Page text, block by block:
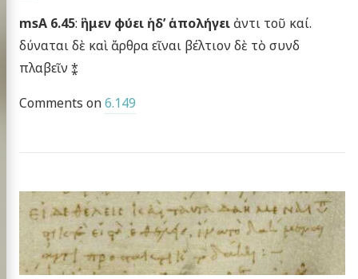
msA 6.45: ἣμεν φύει ἡδ’ ἁπολήγει ἀντι τοῦ καί.
δύναται δὲ καὶ ἄρθρα εῖναι βέλτιον δὲ τὸ συνδ
πλαβεῖν ⁑
Comments on6.149